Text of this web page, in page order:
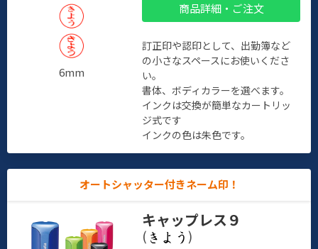
6mm
商品詳細・ご注文
訂正印や認印として、出勤簿など
の小さなスペースにお使いくださ
い。
書体、ボディカラーを選べます。
インクは交換が簡単なカートリッ
ジ式です
インクの色は朱色です。
オートシャッター付きネーム印！
キャップレス９
(
)